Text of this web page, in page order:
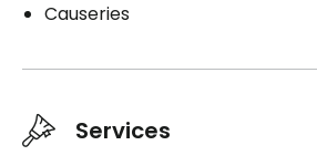
Causeries
Services